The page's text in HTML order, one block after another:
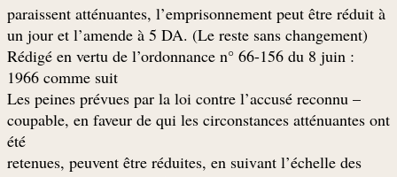
paraissent atténuantes, l’emprisonnement peut être réduit à
un jour et l’amende à 5 DA. (Le reste sans changement)
: Rédigé en vertu de l’ordonnance n° 66-156 du 8 juin
1966 comme suit
– Les peines prévues par la loi contre l’accusé reconnu
coupable, en faveur de qui les circonstances atténuantes ont
été
retenues, peuvent être réduites, en suivant l’échelle des